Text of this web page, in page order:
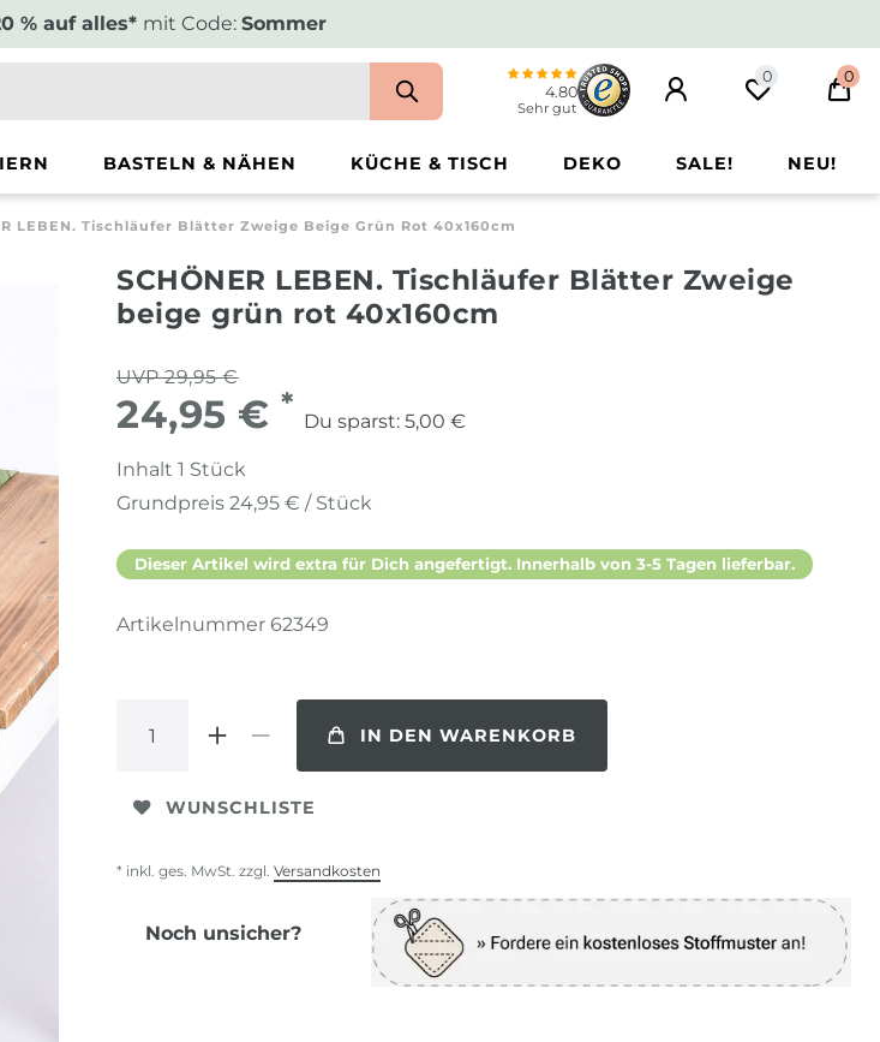
% auf alles* mit Code: Sommer
4.80
Sehr gut
0 0
BASTELN & NÄHEN KÜCHE & TISCH DEKO SALE! NEU!
LEBEN. Tischläufer Blätter Zweige Beige Grün Rot 40x160cm
SCHÖNER LEBEN. Tischläufer Blätter Zweige
beige grün rot 40x160cm
UVP 29,95 €
24,95 € *
Du sparst: 5,00 €
Inhalt 1 Stück
Grundpreis 24,95 € / Stück
Dieser Artikel wird extra für Dich angefertigt. Innerhalb von 3-5 Tagen lieferbar.
Artikelnummer 62349
IN DEN WARENKORB
WUNSCHLISTE
* inkl. ges. MwSt. zzgl. Versandkosten
Noch unsicher?